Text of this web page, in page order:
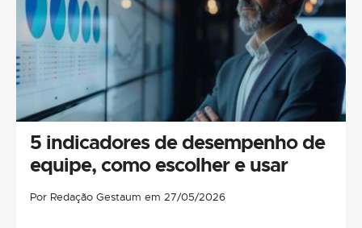
5 indicadores de desempenho de
equipe, como escolher e usar
Por Redação Gestaum em 27/05/2026